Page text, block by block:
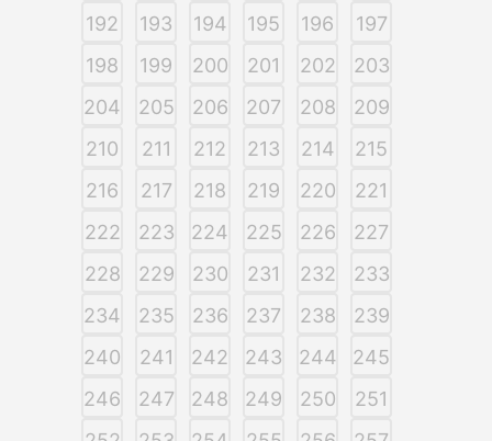
192
193 194 195 196
197
198
199 200 201 202
203
204
205 206 207 208
209
210
211 212 213 214
215
216
217 218 219 220
221
222
223 224 225 226
227
228
229 230 231 232
233
234
235 236 237 238
239
240
241 242 243 244
245
246
247 248 249 250
251